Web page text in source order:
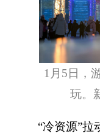
1月5日，
玩。
“冷资源”拉